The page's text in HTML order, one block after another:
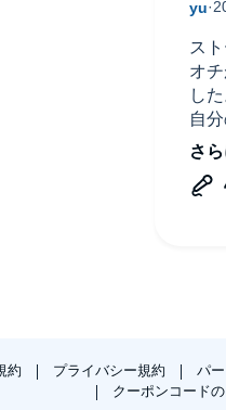
ス
オ
した
自
ら
約 プライバシー規約 パ
クーポンコード